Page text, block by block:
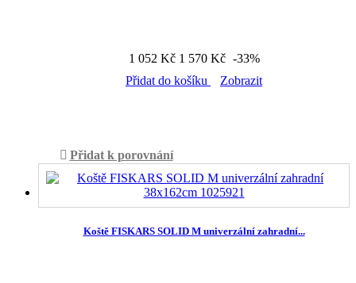
1 052 Kč 1 570 Kč -33%
Přidat do košíku
Zobrazit
Přidat k porovnání
Koště FISKARS SOLID M univerzální zahradní...